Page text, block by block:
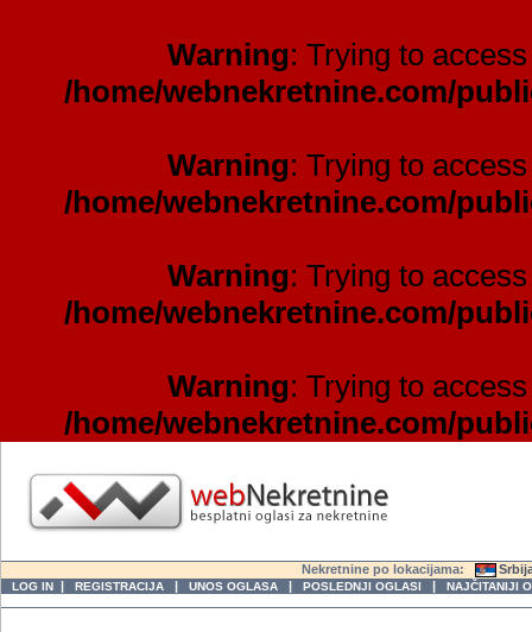
Warning: Trying to
/home/webnekretnine.com/
Warning: Trying to
/home/webnekretnine.com/
Warning: Trying to
/home/webnekretnine.com/
Warning: Trying to
/home/webnekretnine.com/
Nekretnine po lokacijama:
LOG IN | REGISTRACIJA | UNOS OGLASA | POSLEDNJI OGLASI | NAJČITANIJI